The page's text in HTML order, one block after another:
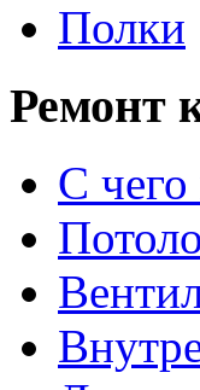
Полки
Ремонт
С чего